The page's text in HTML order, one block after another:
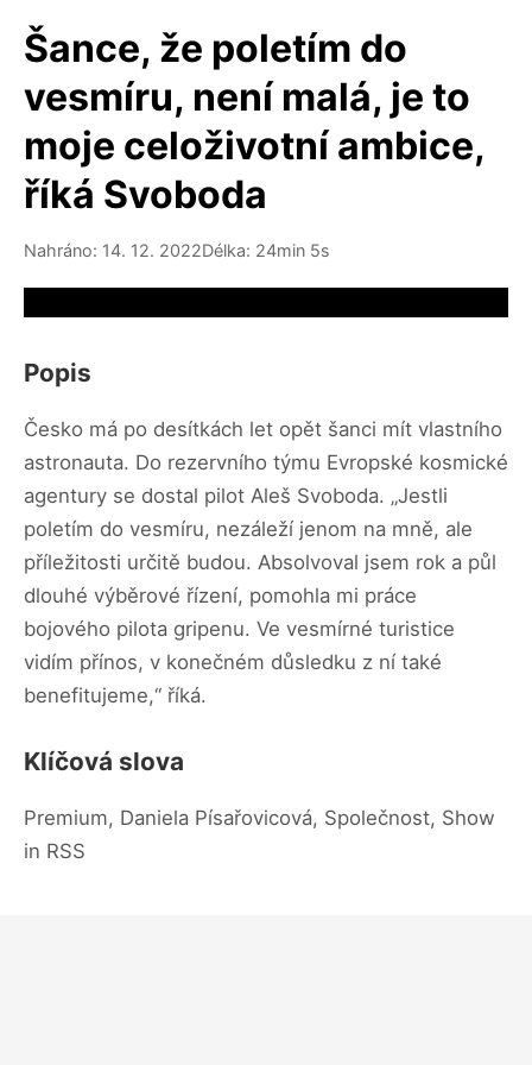
Šance, že poletím do
vesmíru, není malá, je to
moje celoživotní ambice,
říká Svoboda
Nahráno: 14. 12. 2022Délka: 24min 5s
Popis
Česko má po desítkách let opět šanci mít vlastního
astronauta. Do rezervního týmu Evropské kosmické
agentury se dostal pilot Aleš Svoboda. „Jestli
poletím do vesmíru, nezáleží jenom na mně, ale
příležitosti určitě budou. Absolvoval jsem rok a půl
dlouhé výběrové řízení, pomohla mi práce
bojového pilota gripenu. Ve vesmírné turistice
vidím přínos, v konečném důsledku z ní také
benefitujeme,“ říká.
Klíčová slova
Premium, Daniela Písařovicová, Společnost, Show
in RSS